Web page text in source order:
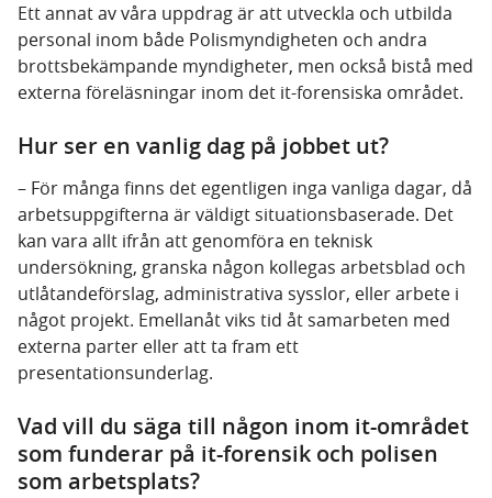
Ett annat av våra uppdrag är att utveckla och utbilda
personal inom både Polismyndigheten och andra
brottsbekämpande myndigheter, men också bistå med
externa föreläsningar inom det it-forensiska området.
Hur ser en vanlig dag på jobbet ut?
– För många finns det egentligen inga vanliga dagar, då
arbetsuppgifterna är väldigt situationsbaserade. Det
kan vara allt ifrån att genomföra en teknisk
undersökning, granska någon kollegas arbetsblad och
utlåtandeförslag, administrativa sysslor, eller arbete i
något projekt. Emellanåt viks tid åt samarbeten med
externa parter eller att ta fram ett
presentationsunderlag.
Vad vill du säga till någon inom it-området
som funderar på it-forensik och polisen
som arbetsplats?